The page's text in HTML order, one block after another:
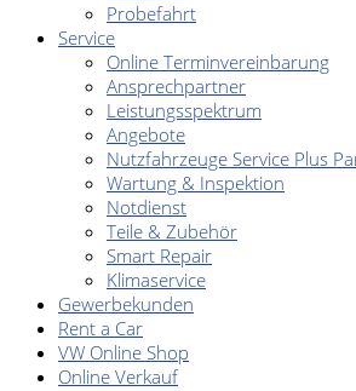
Probefahrt
Service
Online Terminvereinbarung
Ansprechpartner
Leistungsspektrum
Angebote
Nutzfahrzeuge Service Plus
Wartung & Inspektion
Notdienst
Teile & Zubehör
Smart Repair
Klimaservice
Gewerbekunden
Rent a Car
VW Online Shop
Online Verkauf